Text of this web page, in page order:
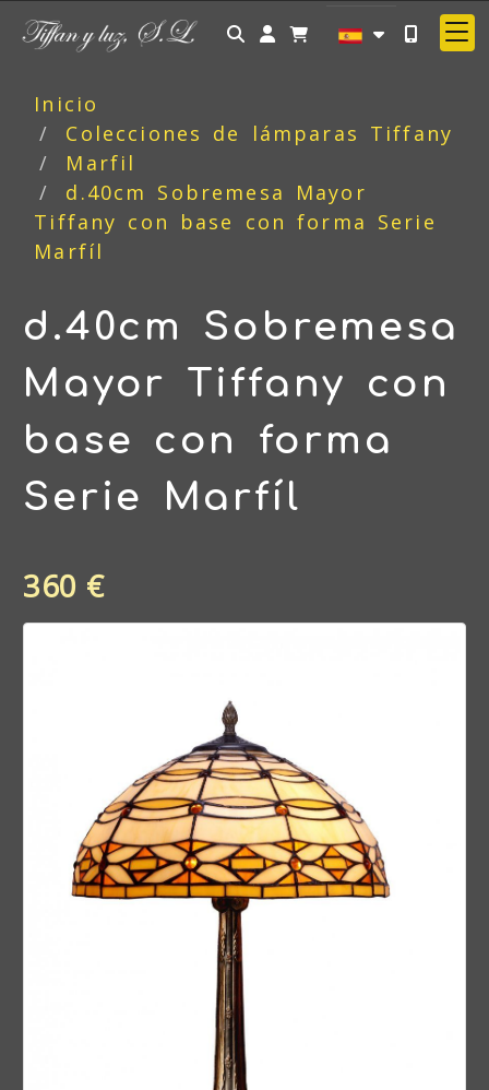
Identifícate
Inicio
Colecciones de lámparas Tiffany
Marfil
d.40cm Sobremesa Mayor
Tiffany con base con forma Serie
Marfíl
d.40cm Sobremesa
Mayor Tiffany con
base con forma
Serie Marfíl
360 €